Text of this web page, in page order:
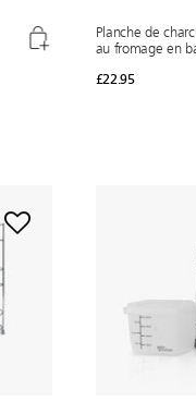
Planche de
au fromage en
£22.95